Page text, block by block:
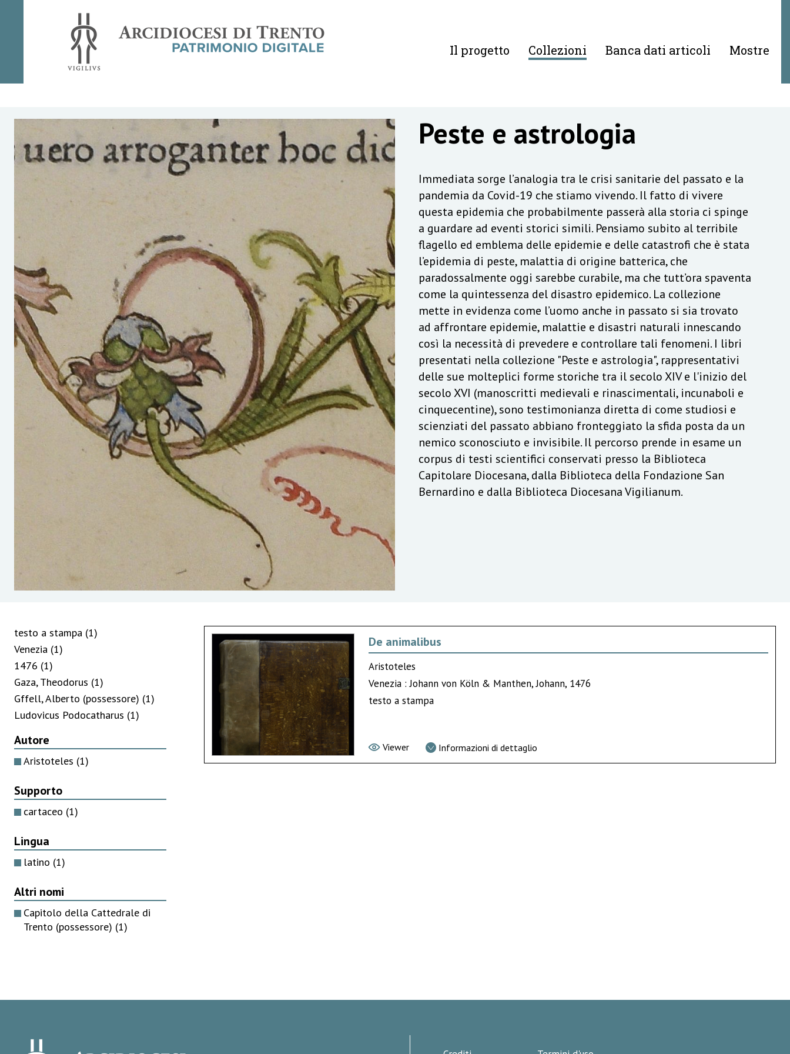
Il progetto Collezioni Banca dati articoli Mostre
Peste e astrologia
Immediata sorge l’analogia tra le crisi sanitarie del passato e la
pandemia da Covid-19 che stiamo vivendo. Il fatto di vivere
questa epidemia che probabilmente passerà alla storia ci spinge
a guardare ad eventi storici simili. Pensiamo subito al terribile
flagello ed emblema delle epidemie e delle catastrofi che è stata
l’epidemia di peste, malattia di origine batterica, che
paradossalmente oggi sarebbe curabile, ma che tutt’ora spaventa
come la quintessenza del disastro epidemico. La collezione
mette in evidenza come l’uomo anche in passato si sia trovato
ad affrontare epidemie, malattie e disastri naturali innescando
così la necessità di prevedere e controllare tali fenomeni. I libri
presentati nella collezione "Peste e astrologia", rappresentativi
delle sue molteplici forme storiche tra il secolo XIV e l'inizio del
secolo XVI (manoscritti medievali e rinascimentali, incunaboli e
cinquecentine), sono testimonianza diretta di come studiosi e
scienziati del passato abbiano fronteggiato la sfida posta da un
nemico sconosciuto e invisibile. Il percorso prende in esame un
corpus di testi scientifici conservati presso la Biblioteca
Capitolare Diocesana, dalla Biblioteca della Fondazione San
Bernardino e dalla Biblioteca Diocesana Vigilianum.
testo a stampa (1)
Venezia (1)
1476 (1)
Gaza, Theodorus (1)
Gffell, Alberto (possessore) (1)
Ludovicus Podocatharus (1)
Autore
Aristoteles (1)
Supporto
cartaceo (1)
Lingua
latino (1)
Altri nomi
Capitolo della Cattedrale di
Trento (possessore) (1)
De animalibus
Aristoteles
Venezia : Johann von Köln & Manthen, Johann, 1476
testo a stampa
Viewer Informazioni di dettaglio